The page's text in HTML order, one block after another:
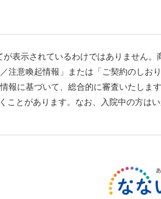
表示されているわけではありません。
注意喚起情報」または「ご契約のしお
報に基づいて、総合的に審査いたしま
とがあります。なお、入院中の方は